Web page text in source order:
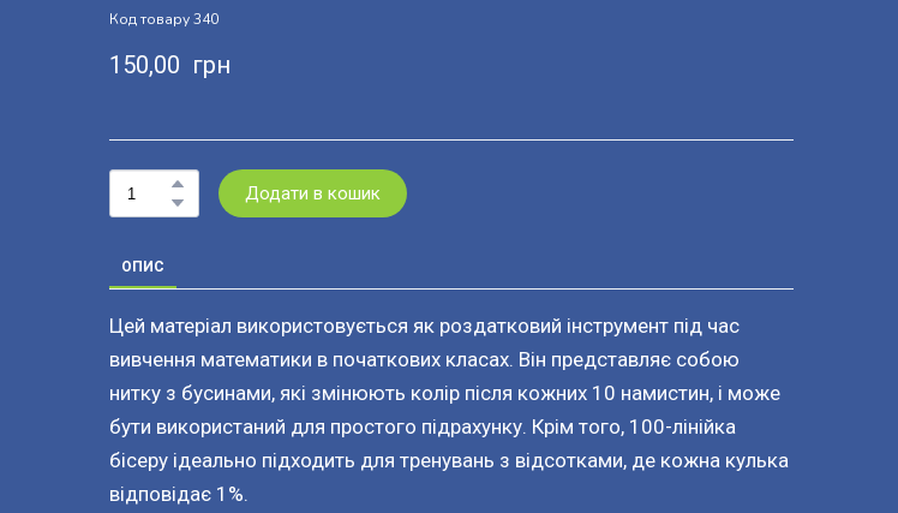
Код товару 340
150,00  грн
Додати в кошик
ОПИС
Цей матеріал використовується як роздатковий інструмент під час
вивчення математики в початкових класах. Він представляє собою
нитку з бусинами, які змінюють колір після кожних 10 намистин, і може
бути використаний для простого підрахунку. Крім того, 100-лінійка
бісеру ідеально підходить для тренувань з відсотками, де кожна кулька
відповідає 1%.